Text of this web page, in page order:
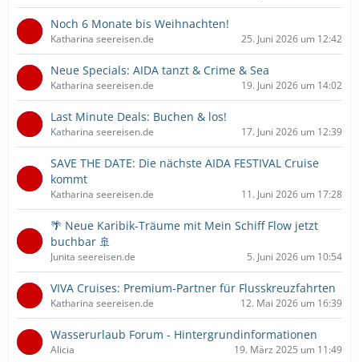
Noch 6 Monate bis Weihnachten!
Katharina seereisen.de 25. Juni 2026 um 12:42
Neue Specials: AIDA tanzt & Crime & Sea
Katharina seereisen.de 19. Juni 2026 um 14:02
Last Minute Deals: Buchen & los!
Katharina seereisen.de 17. Juni 2026 um 12:39
SAVE THE DATE: Die nächste AIDA FESTIVAL Cruise
kommt
Katharina seereisen.de 11. Juni 2026 um 17:28
🌴 Neue Karibik-Träume mit Mein Schiff Flow jetzt
buchbar 🚢
Junita seereisen.de 5. Juni 2026 um 10:54
VIVA Cruises: Premium-Partner für Flusskreuzfahrten
Katharina seereisen.de 12. Mai 2026 um 16:39
Wasserurlaub Forum - Hintergrundinformationen
Alicia 19. März 2025 um 11:49